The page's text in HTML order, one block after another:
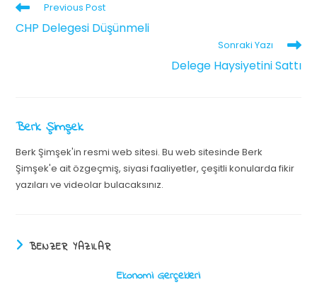
Previous Post
CHP Delegesi Düşünmeli
Sonraki Yazı
Delege Haysiyetini Sattı
Berk Şimşek
Berk Şimşek'in resmi web sitesi. Bu web sitesinde Berk
Şimşek'e ait özgeçmiş, siyasi faaliyetler, çeşitli konularda fikir
yazıları ve videolar bulacaksınız.
BENZER YAZILAR
Ekonomi Gerçekleri